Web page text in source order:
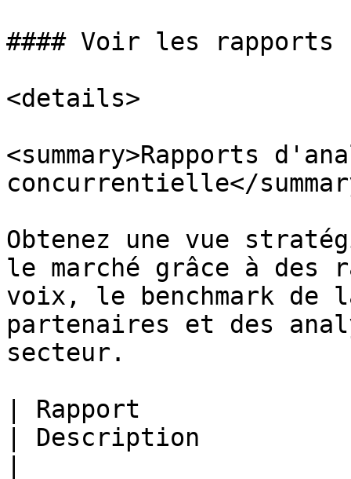
#### Voir les rapports
<details>
<summary>Rapports
concurrentielle</
Obtenez une vue
le marché grâce à
voix, le benchmark de
partenaires et des
secteur.
| Rapport
| Description